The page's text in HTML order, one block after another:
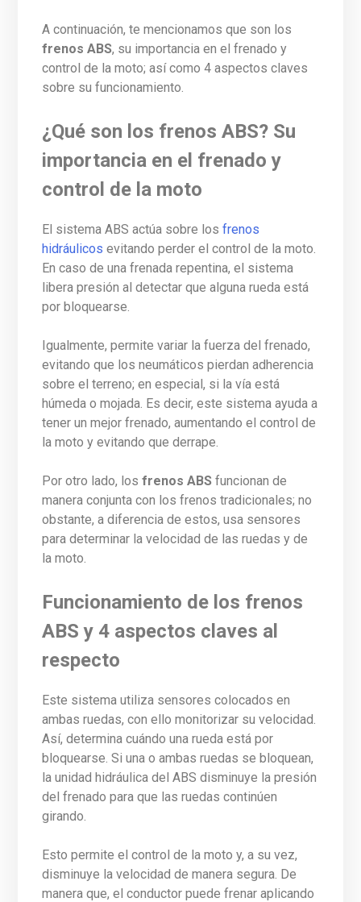
A continuación, te mencionamos que son los
frenos ABS, su importancia en el frenado y
control de la moto; así como 4 aspectos claves
sobre su funcionamiento.
¿Qué son los frenos ABS? Su
importancia en el frenado y
control de la moto
El sistema ABS actúa sobre losfrenos
hidráulicos evitando perder el control de la moto.
En caso de una frenada repentina, el sistema
libera presión al detectar que alguna rueda está
por bloquearse.
Igualmente, permite variar la fuerza del frenado,
evitando que los neumáticos pierdan adherencia
sobre el terreno; en especial, si la vía está
húmeda o mojada. Es decir, este sistema ayuda a
tener un mejor frenado, aumentando el control de
la moto y evitando que derrape.
Por otro lado, losfrenos ABSfuncionan de
manera conjunta con los frenos tradicionales; no
obstante, a diferencia de estos, usa sensores
para determinar la velocidad de las ruedas y de
la moto.
Funcionamiento de los frenos
ABS y 4 aspectos claves al
respecto
Este sistema utiliza sensores colocados en
ambas ruedas, con ello monitorizar su velocidad.
Así, determina cuándo una rueda está por
bloquearse. Si una o ambas ruedas se bloquean,
la unidad hidráulica del ABS disminuye la presión
del frenado para que las ruedas continúen
girando.
Esto permite el control de la moto y, a su vez,
disminuye la velocidad de manera segura. De
manera que, el conductor puede frenar aplicando